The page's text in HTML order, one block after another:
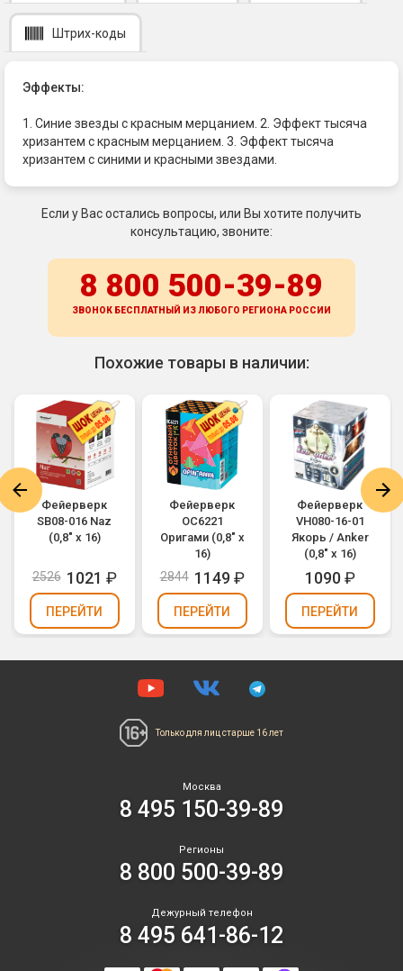
Штрих-коды
Эффекты:
1. Синие звезды с красным мерцанием. 2. Эффект тысяча
хризантем с красным мерцанием. 3. Эффект тысяча
хризантем с синими и красными звездами.
Если у Вас остались вопросы, или Вы хотите получить
консультацию, звоните:
8 800 500-39-89
ЗВОНОК БЕСПЛАТНЫЙ ИЗ ЛЮБОГО РЕГИОНА РОССИИ
Похожие товары в наличии:
Фейерверк
SB08-016 Naz
(0,8" х 16)
2526 1021 ₽
ПЕРЕЙТИ
Фейерверк
ОС6221
Оригами (0,8" х
16)
2844 1149₽
ПЕРЕЙТИ
Фейерверк
VH080-16-01
Якорь / Anker
(0,8" х 16)
1090₽
ПЕРЕЙТИ
Только для лицстарше 16 лет
Москва
8 495 150-39-89
Регионы
8 800 500-39-89
Дежурный телефон
8 495 641-86-12